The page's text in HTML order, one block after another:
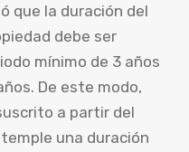
que la duración del
debe ser
mínimo de 3 años
De este modo,
a partir del
una duración